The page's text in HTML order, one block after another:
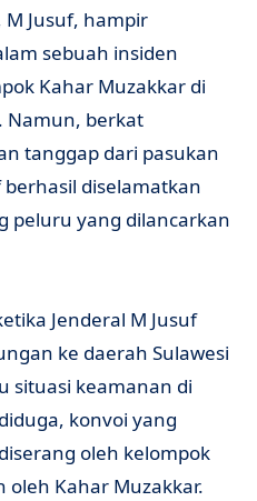
Jusuf, hampir
sebuah insiden
Kahar Muzakkar di
Namun, berkat
tanggap dari pasukan
berhasil diselamatkan
peluru yang dilancarkan
Jenderal M Jusuf
ke daerah Sulawesi
situasi keamanan di
konvoi yang
oleh kelompok
Kahar Muzakkar.